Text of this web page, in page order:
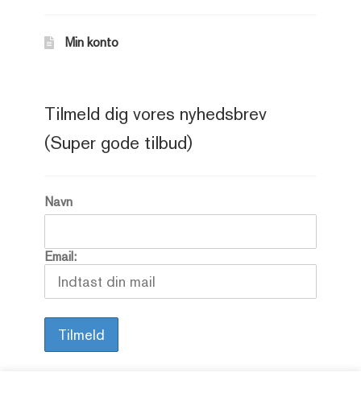
Min konto
Tilmeld dig vores nyhedsbrev
(Super gode tilbud)
Navn
Email: